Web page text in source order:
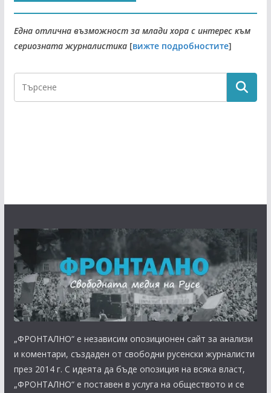
Една отлична възможност за млади хора с интерес към
сериозната журналистика [вижте подробностите]
„ФРОНТАЛНО“ е независим опозиционен сайт за анализи
и коментари, създаден от свободни русенски журналисти
през 2014 г. С идеята да бъде опозиция на всяка власт,
„ФРОНТАЛНО“ е поставен в услуга на обществото и се